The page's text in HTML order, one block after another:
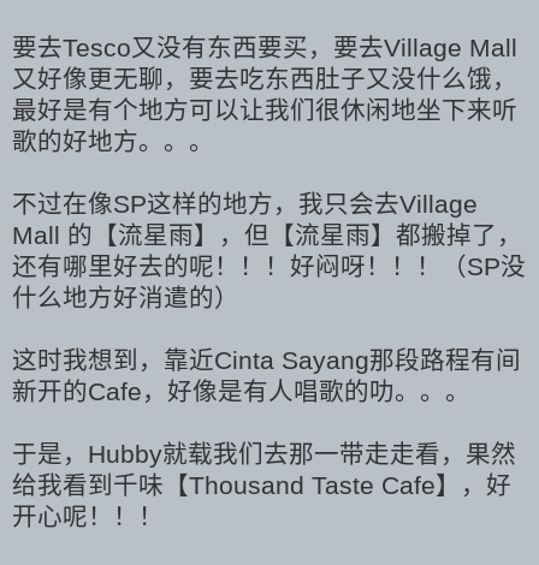
要去Tesco又没有东西要买，要去Village Mall
又好像更无聊，要去吃东西肚子又没什么饿，
最好是有个地方可以让我们很休闲地坐下来听
歌的好地方。。。
不过在像SP这样的地方，我只会去Village
Mall 的【流星雨】，但【流星雨】都搬掉了，
还有哪里好去的呢！！！好闷呀！！！（SP没
什么地方好消遣的）
这时我想到，靠近Cinta Sayang那段路程有间
新开的Cafe，好像是有人唱歌的叻。。。
于是，Hubby就载我们去那一带走走看，果然
给我看到千味【Thousand Taste Cafe】，好
开心呢！！！